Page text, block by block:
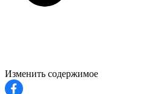
Изменить содержимое